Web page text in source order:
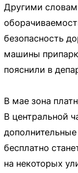
Другими
безопасность
машины
пояснили в
В мае зона
В центральной
бесплатно
на некоторых